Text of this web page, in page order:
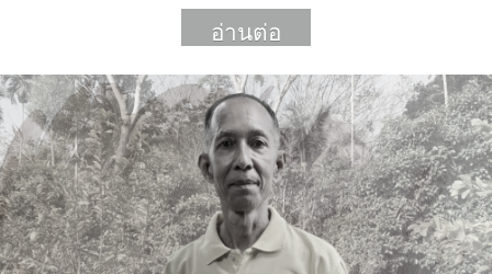
อ่านต่อ
More